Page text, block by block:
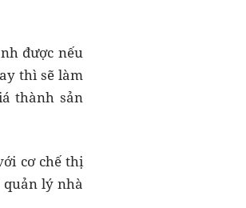
được nếu
thì sẽ làm
thành sản
cơ chế thị
quản lý nhà